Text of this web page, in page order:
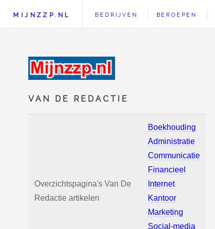
VAN DE REDACTIE
Overzichtspagina's Van De
Redactie artikelen
Boekhouding
Administratie
Communicatie
Financieel
Internet
Kantoor
Marketing
Social-media
MIJNZZP.NL BEDRIJVEN BEROEPEN